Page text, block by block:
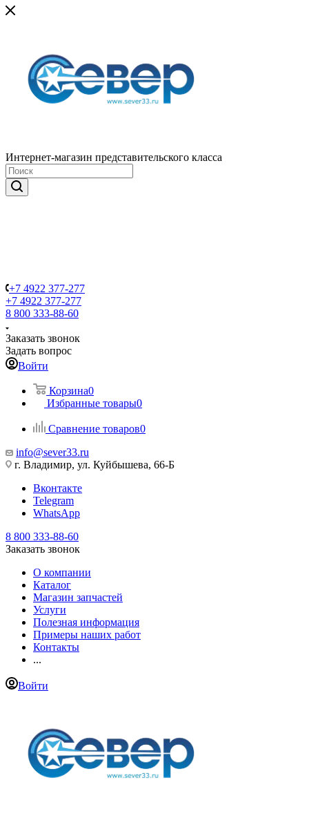
Интернет-магазин представительского класса
+7 4922 377-277
+7 4922 377-277
8 800 333-88-60
Заказать звонок
Задать вопрос
Войти
Корзина0
Избранные товары0
Сравнение товаров0
info@sever33.ru
г. Владимир, ул. Куйбышева, 66-Б
Вконтакте
Telegram
WhatsApp
8 800 333-88-60
Заказать звонок
О компании
Каталог
Магазин запчастей
Услуги
Полезная информация
Примеры наших работ
Контакты
...
Войти